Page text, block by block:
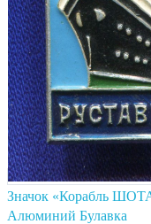
Значок «Корабль
Алюминий Булавка